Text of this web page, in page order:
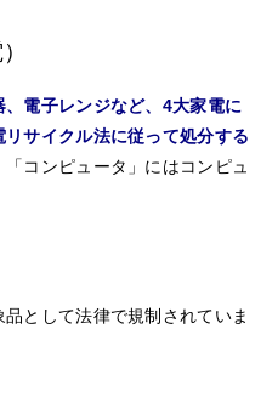
電子レンジなど、4大家電に
サイクル法に従って処分する
「コンピュータ」にはコンピュ
として法律で規制されていま